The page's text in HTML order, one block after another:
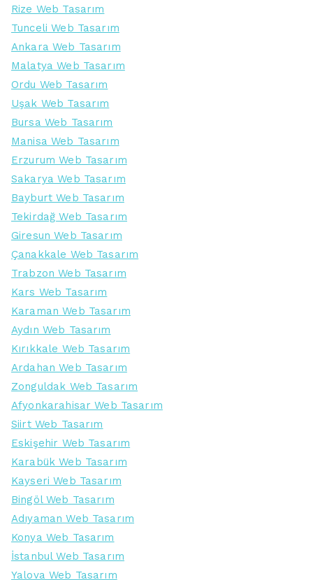
Rize Web Tasarım
Tunceli Web Tasarım
Ankara Web Tasarım
Malatya Web Tasarım
Ordu Web Tasarım
Uşak Web Tasarım
Bursa Web Tasarım
Manisa Web Tasarım
Erzurum Web Tasarım
Sakarya Web Tasarım
Bayburt Web Tasarım
Tekirdağ Web Tasarım
Giresun Web Tasarım
Çanakkale Web Tasarım
Trabzon Web Tasarım
Kars Web Tasarım
Karaman Web Tasarım
Aydın Web Tasarım
Kırıkkale Web Tasarım
Ardahan Web Tasarım
Zonguldak Web Tasarım
Afyonkarahisar Web Tasarım
Siirt Web Tasarım
Eskişehir Web Tasarım
Karabük Web Tasarım
Kayseri Web Tasarım
Bingöl Web Tasarım
Adıyaman Web Tasarım
Konya Web Tasarım
İstanbul Web Tasarım
Yalova Web Tasarım